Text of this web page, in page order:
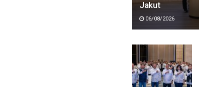
Jakut
06/08/2026